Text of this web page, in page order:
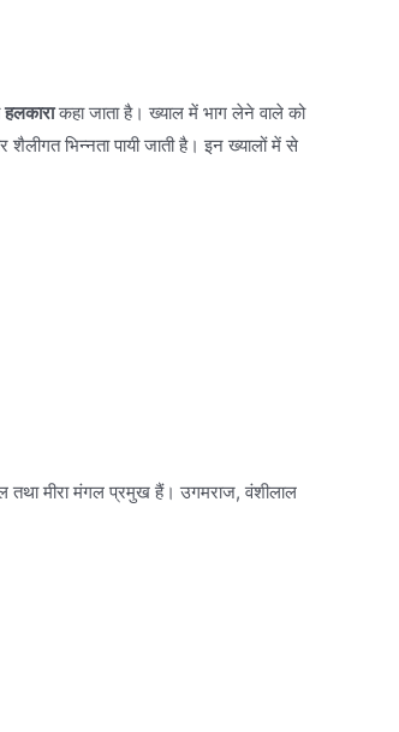
हलकाराकहा जाता है। ख्याल में भाग लेने वाले को
भिन्नता पायी जाती है। इन ख्यालों में से
तथा मीरा मंगल प्रमुख हैं। उगमराज, वंशीलाल